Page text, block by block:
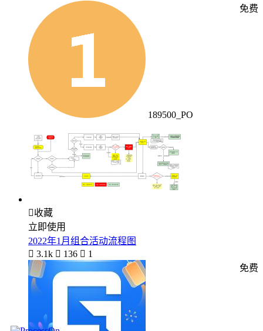
189500_PO
免费
收藏
立即使用
2022年1月组合活动流程图
 3.1k  136  1
免费